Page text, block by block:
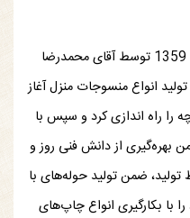
کارخانه پودایران در بهمن ماه سال 1359 توسط آقای محمدرضا
انواع منسوجات منزل آغاز
را راه اندازی کرد و سپس با
بهره‌گیری از دانش فنی روز و
ضمن تولید حوله‌های با
با بکارگیری انواع چاپ‌های